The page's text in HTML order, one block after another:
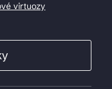
virtuozy